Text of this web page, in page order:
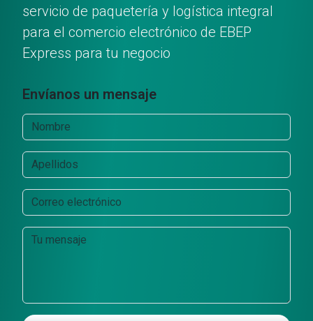
servicio de paquetería y logística integral
para el comercio electrónico de EBEP
Express para tu negocio
Envíanos un mensaje